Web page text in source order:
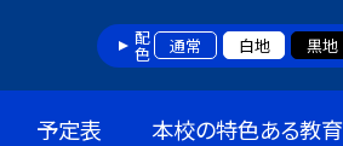
配色 通常 白地 黒地
予定表 本校の特色ある教